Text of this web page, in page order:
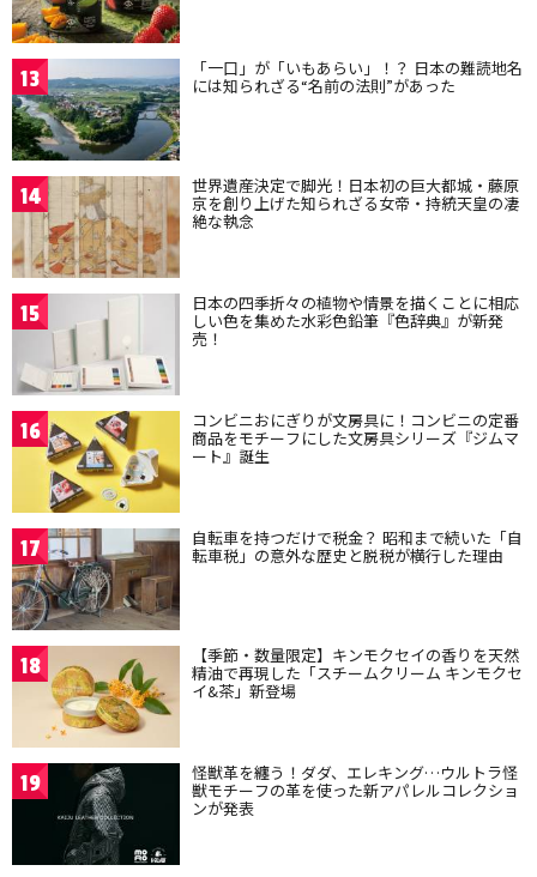
13 「一口」が「いもあらい」！？ 日本の難読地名
には知られざる“名前の法則”があった
14 世界遺産決定で脚光！日本初の巨大都城・藤原
京を創り上げた知られざる女帝・持統天皇の凄
絶な執念
15 日本の四季折々の植物や情景を描くことに相応
しい色を集めた水彩色鉛筆『色辞典』が新発
売！
16 コンビニおにぎりが文房具に！コンビニの定番
商品をモチーフにした文房具シリーズ『ジムマ
ート』誕生
17 自転車を持つだけで税金？ 昭和まで続いた「自
転車税」の意外な歴史と脱税が横行した理由
18 【季節・数量限定】キンモクセイの香りを天然
精油で再現した「スチームクリーム キンモクセ
イ&茶」新登場
19 怪獣革を纏う！ダダ、エレキング…ウルトラ怪
獣モチーフの革を使った新アパレルコレクショ
ンが発表